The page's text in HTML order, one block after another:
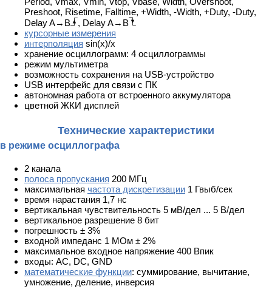
Preshoot, Risetime, Falltime, +Width, -Width, +Duty, -Duty,
Delay A→B
, Delay A→B
курсорные измерения
интерполяция sin(x)/x
хранение осциллограмм: 4 осциллограммы
режим мультиметра
возможность сохранения на USB-устройство
USB интерфейс для связи с ПК
автономная работа от встроенного аккумулятора
цветной ЖКИ дисплей
Технические характеристики
в режиме осциллографа
2 канала
полоса пропускания 200 МГц
максимальная частота дискретизации 1 Гвыб/сек
время нарастания 1,7 нс
вертикальная чувствительность 5 мВ/дел ... 5 В/дел
вертикальное разрешение 8 бит
погрешность ± 3%
входной импеданс 1 МОм ± 2%
максимальное входное напряжение 400 Впик
входы: АС, DC, GND
математические функции: суммирование, вычитание,
умножение, деление, инверсия